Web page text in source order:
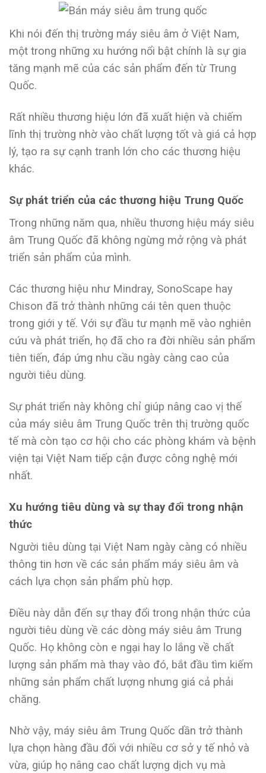
Khi nói đến thị trường máy siêu âm ở Việt Nam,
một trong những xu hướng nổi bật chính là sự gia
tăng mạnh mẽ của các sản phẩm đến từ Trung
Quốc.
Rất nhiều thương hiệu lớn đã xuất hiện và chiếm
lĩnh thị trường nhờ vào chất lượng tốt và giá cả hợp
lý, tạo ra sự cạnh tranh lớn cho các thương hiệu
khác.
Sự phát triển của các thương hiệu Trung Quốc
Trong những năm qua, nhiều thương hiệu máy siêu
âm Trung Quốc đã không ngừng mở rộng và phát
triển sản phẩm của mình.
Các thương hiệu như Mindray, SonoScape hay
Chison đã trở thành những cái tên quen thuộc
trong giới y tế. Với sự đầu tư mạnh mẽ vào nghiên
cứu và phát triển, họ đã cho ra đời nhiều sản phẩm
tiên tiến, đáp ứng nhu cầu ngày càng cao của
người tiêu dùng.
Sự phát triển này không chỉ giúp nâng cao vị thế
của máy siêu âm Trung Quốc trên thị trường quốc
tế mà còn tạo cơ hội cho các phòng khám và bệnh
viện tại Việt Nam tiếp cận được công nghệ mới
nhất.
Xu hướng tiêu dùng và sự thay đổi trong nhận
thức
Người tiêu dùng tại Việt Nam ngày càng có nhiều
thông tin hơn về các sản phẩm máy siêu âm và
cách lựa chọn sản phẩm phù hợp.
Điều này dẫn đến sự thay đổi trong nhận thức của
người tiêu dùng về các dòng máy siêu âm Trung
Quốc. Họ không còn e ngại hay lo lắng về chất
lượng sản phẩm mà thay vào đó, bắt đầu tìm kiếm
những sản phẩm chất lượng nhưng giá cả phải
chăng.
Nhờ vậy, máy siêu âm Trung Quốc dần trở thành
lựa chọn hàng đầu đối với nhiều cơ sở y tế nhỏ và
vừa, giúp họ nâng cao chất lượng dịch vụ mà